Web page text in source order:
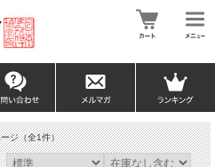
ジ（全1件）